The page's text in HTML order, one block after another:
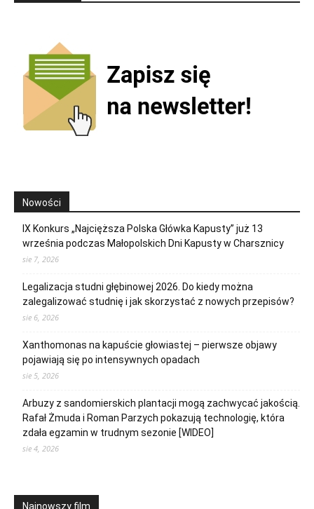
Nowości
IX Konkurs „Najcięższa Polska Główka Kapusty” już 13
września podczas Małopolskich Dni Kapusty w Charsznicy
sie 7, 2026
Legalizacja studni głębinowej 2026. Do kiedy można
zalegalizować studnię i jak skorzystać z nowych przepisów?
sie 6, 2026
Xanthomonas na kapuście głowiastej – pierwsze objawy
pojawiają się po intensywnych opadach
sie 5, 2026
Arbuzy z sandomierskich plantacji mogą zachwycać jakością.
Rafał Żmuda i Roman Parzych pokazują technologię, która
zdała egzamin w trudnym sezonie [WIDEO]
sie 4, 2026
Najnowszy film